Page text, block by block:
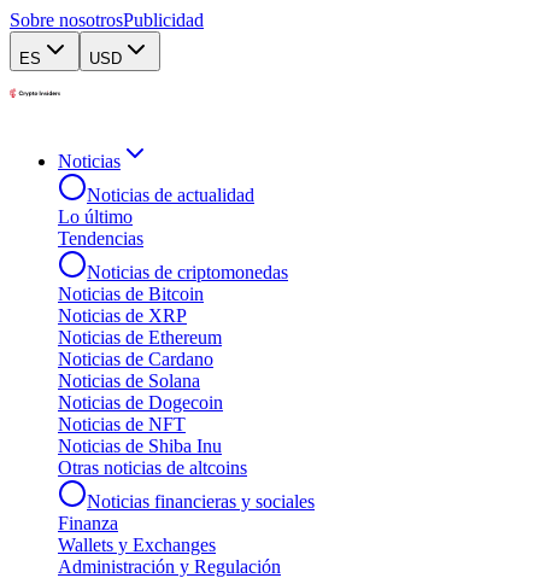
Sobre nosotrosPublicidad
ES USD
Noticias
Noticias de actualidad
Lo último
Tendencias
Noticias de criptomonedas
Noticias de Bitcoin
Noticias de XRP
Noticias de Ethereum
Noticias de Cardano
Noticias de Solana
Noticias de Dogecoin
Noticias de NFT
Noticias de Shiba Inu
Otras noticias de altcoins
Noticias financieras y sociales
Finanza
Wallets y Exchanges
Administración y Regulación